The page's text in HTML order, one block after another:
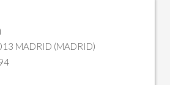
MADRID (MADRID)